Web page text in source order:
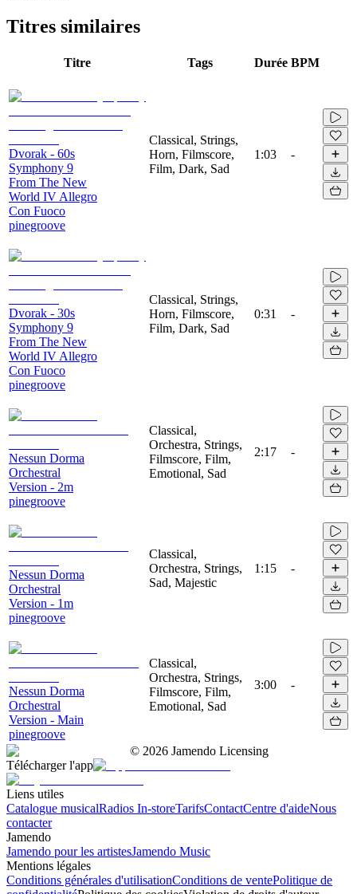
Titres similaires
Titre Tags Durée BPM
Dvorak - 60s
Symphony 9
From The New
World IV Allegro
Con Fuoco
pinegroove
Classical, Strings,
Horn, Filmscore,
Film, Dark, Sad
1:03 -
Dvorak - 30s
Symphony 9
From The New
World IV Allegro
Con Fuoco
pinegroove
Classical, Strings,
Horn, Filmscore,
Film, Dark, Sad
0:31 -
Nessun Dorma
Orchestral
Version - 2m
pinegroove
Classical,
Orchestra, Strings,
Filmscore, Film,
Emotional, Sad
2:17 -
Nessun Dorma
Orchestral
Version - 1m
pinegroove
Classical,
Orchestra, Strings,
Sad, Majestic
1:15 -
Nessun Dorma
Orchestral
Version - Main
pinegroove
Classical,
Orchestra, Strings,
Filmscore, Film,
Emotional, Sad
3:00 -
© 2026 Jamendo Licensing
Télécharger l'app
Liens utiles
Catalogue musicalRadios In-storeTarifsContactCentre d'aideNous
contacter
Jamendo
Jamendo pour les artistesJamendo Music
Mentions légales
Conditions générales d'utilisationConditions de ventePolitique de